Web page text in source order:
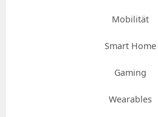
Mobilität
Smart Home
Gaming
Wearables